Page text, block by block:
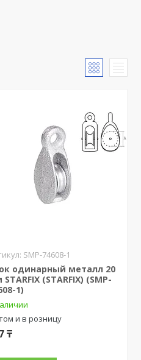
SMP-74608-1
одинарный металл 20
(STARFIX) (SMP-
1)
и в розницу
₸